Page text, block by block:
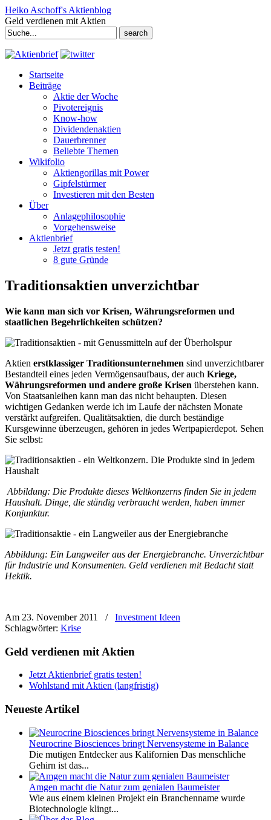
Heiko Aschoff's Aktienblog
Geld verdienen mit Aktien
Search
for:
Startseite
Beiträge
Aktie der Woche
Pivotereignis
Know-how
Dividendenaktien
Dauerbrenner
Beliebte Themen
Wikifolio
Aktiengorillas mit Power
Gipfelstürmer
Investieren mit den Besten
Über
Anlagephilosophie
Vorgehensweise
Aktienbrief
Jetzt gratis testen!
8 gute Gründe
Traditionsaktien unverzichtbar
Wie kann man sich vor Krisen, Währungsreformen und
staatlichen Begehrlichkeiten schützen?
Aktien erstklassiger Traditionsunternehmen sind unverzichtbarer
Bestandteil eines jeden Vermögensaufbaus, der auch Kriege,
Währungsreformen und andere große Krisen überstehen kann.
Von Staatsanleihen kann man das nicht behaupten. Diesen
wichtigen Gedanken werde ich im Laufe der nächsten Monate
verstärkt aufgreifen. Qualitätsaktien, die durch beständige
Kursgewinne überzeugen, gehören in jedes Wertpapierdepot. Sehen
Sie selbst:
Abbildung: Die Produkte dieses Weltkonzerns finden Sie in jedem
Haushalt. Dinge, die ständig verbraucht werden, haben immer
Konjunktur.
Abbildung: Ein Langweiler aus der Energiebranche. Unverzichtbar
für Industrie und Konsumenten. Geld verdienen mit Bedacht statt
Hektik.
Am 23. November 2011 /
Investment Ideen
Schlagwörter: Krise
Geld verdienen mit Aktien
Jetzt Aktienbrief gratis testen!
Wohlstand mit Aktien (langfristig)
Neueste Artikel
Neurocrine Biosciences bringt Nervensysteme in Balance
Die mutigen Entdecker aus Kalifornien Das menschliche
Gehirn ist das...
Amgen macht die Natur zum genialen Baumeister
Wie aus einem kleinen Projekt ein Branchenname wurde
Biotechnologie klingt...